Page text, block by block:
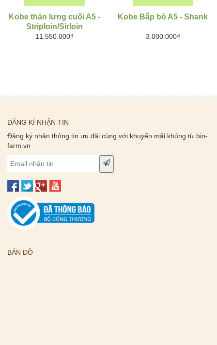
Kobe thăn lưng cuối A5 -
Striploin/Sirloin
11.550.000₫
Kobe Bắp bò A5 - Shank
3.000.000₫
ĐĂNG KÍ NHẬN TIN
Đăng ký nhận thông tin ưu đãi cùng với khuyến mãi khủng từ bio-
farm.vn
BẢN ĐỒ